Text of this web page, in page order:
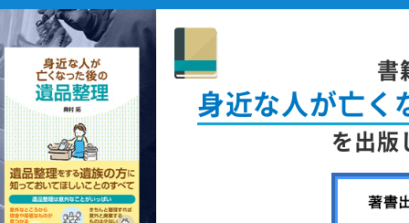
書
身近な人が亡く
を出版